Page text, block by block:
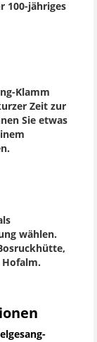
100-jähriges
Klamm
Zeit zur
Sie etwas
wählen.